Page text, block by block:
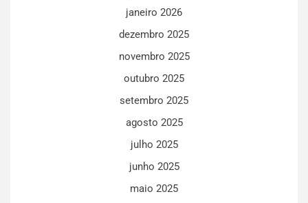
janeiro 2026
dezembro 2025
novembro 2025
outubro 2025
setembro 2025
agosto 2025
julho 2025
junho 2025
maio 2025